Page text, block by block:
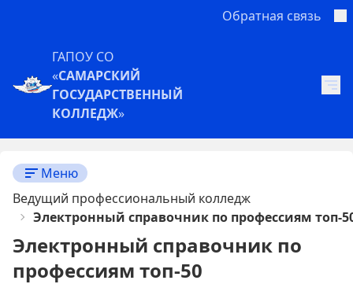
Обратная связь
ГАПОУ СО
«САМАРСКИЙ
ГОСУДАРСТВЕННЫЙ
КОЛЛЕДЖ»
Меню
Ведущий профессиональный колледж
Электронный справочник по профессиям топ-
Электронный справочник по
профессиям топ-50